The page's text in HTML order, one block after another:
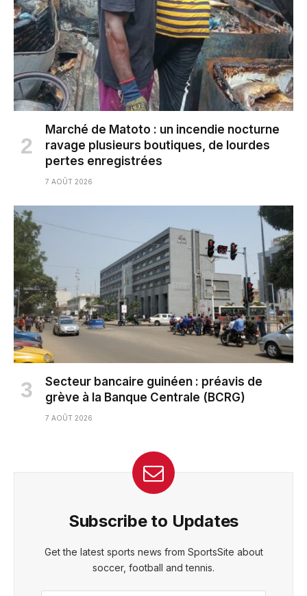
Marché de Matoto : un incendie nocturne
ravage plusieurs boutiques, de lourdes
pertes enregistrées
7 AOÛT 2026
Secteur bancaire guinéen : préavis de
grève à la Banque Centrale (BCRG)
7 AOÛT 2026
Subscribe to Updates
Get the latest sports news from SportsSite about
soccer, football and tennis.